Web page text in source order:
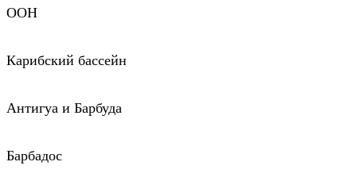
ООН
Карибский бассейн
Антигуа и Барбуда
Барбадос